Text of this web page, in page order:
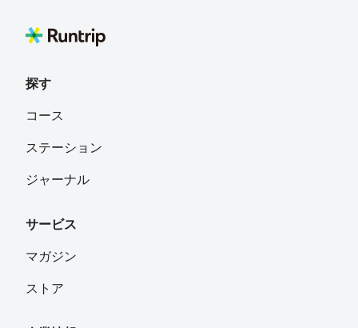
探す
コース
ステーション
ジャーナル
サービス
マガジン
ストア